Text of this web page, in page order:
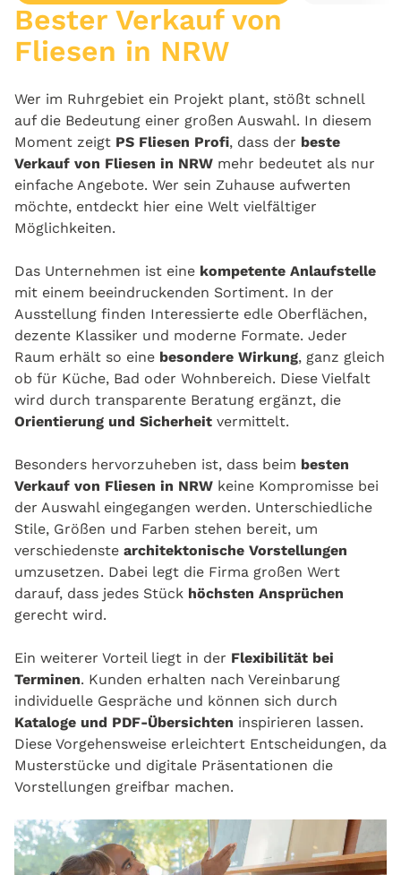
Bester Verkauf von
Fliesen in NRW
Wer im Ruhrgebiet ein Projekt plant, stößt schnell
auf die Bedeutung einer großen Auswahl. In diesem
Moment zeigt PS Fliesen Profi, dass der beste
Verkauf von Fliesen in NRW mehr bedeutet als nur
einfache Angebote. Wer sein Zuhause aufwerten
möchte, entdeckt hier eine Welt vielfältiger
Möglichkeiten.
Das Unternehmen ist eine kompetente Anlaufstelle
mit einem beeindruckenden Sortiment. In der
Ausstellung finden Interessierte edle Oberflächen,
dezente Klassiker und moderne Formate. Jeder
Raum erhält so eine besondere Wirkung, ganz gleich
ob für Küche, Bad oder Wohnbereich. Diese Vielfalt
wird durch transparente Beratung ergänzt, die
Orientierung und Sicherheit vermittelt.
Besonders hervorzuheben ist, dass beim besten
Verkauf von Fliesen in NRW keine Kompromisse bei
der Auswahl eingegangen werden. Unterschiedliche
Stile, Größen und Farben stehen bereit, um
verschiedenste architektonische Vorstellungen
umzusetzen. Dabei legt die Firma großen Wert
darauf, dass jedes Stück höchsten Ansprüchen
gerecht wird.
Ein weiterer Vorteil liegt in der Flexibilität bei
Terminen. Kunden erhalten nach Vereinbarung
individuelle Gespräche und können sich durch
Kataloge und PDF-Übersichten inspirieren lassen.
Diese Vorgehensweise erleichtert Entscheidungen, da
Musterstücke und digitale Präsentationen die
Vorstellungen greifbar machen.